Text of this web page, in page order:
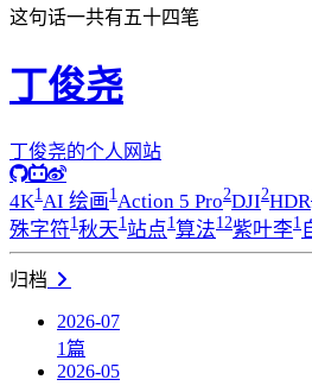
这句话一共有五十四笔
丁俊尧
丁俊尧的个人网站
4K1AI 绘画1Action 5 Pro2DJI2HDR
殊字符1秋天1站点1算法12紫叶李1
归档
2026-07
1篇
2026-05